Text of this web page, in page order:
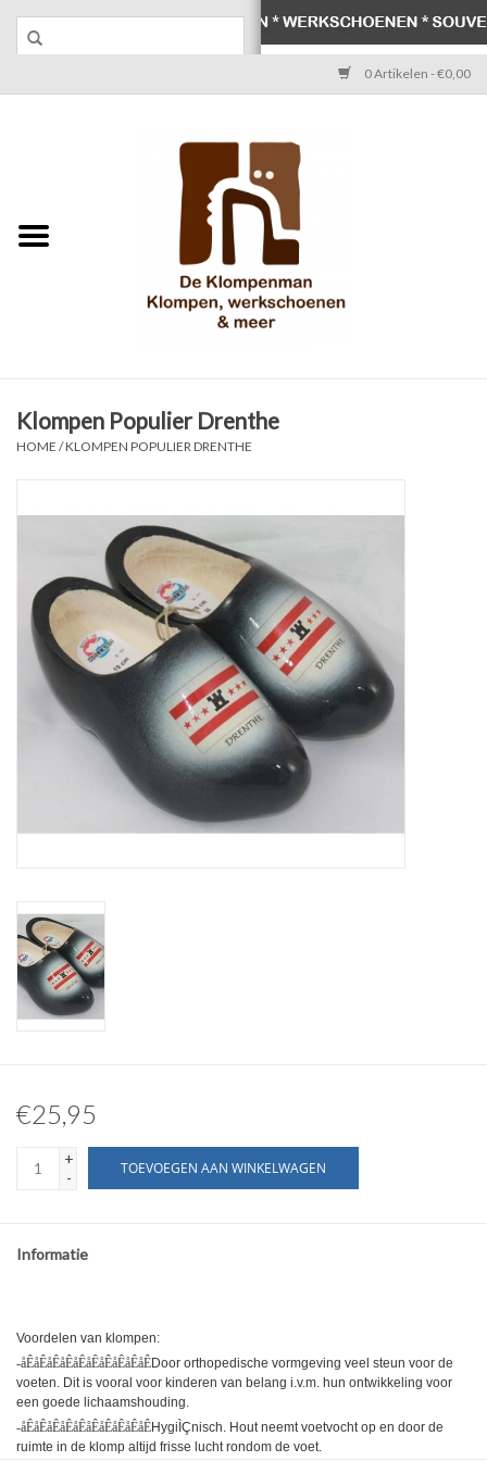
0 Artikelen - €0,00
Werkschoenen
Schoenen
Diversen en Onderhoud
Klompen Populier Drenthe
HOME /KLOMPEN POPULIER DRENTHE
€25,95
+
-
TOEVOEGEN AAN WINKELWAGEN
Informatie
Voordelen van klompen:
-åÊåÊåÊåÊåÊåÊåÊåÊåÊåÊDoor orthopedische vormgeving veel steun voor de
voeten. Dit is vooral voor kinderen van belang i.v.m. hun ontwikkeling voor
een goede lichaamshouding.
-åÊåÊåÊåÊåÊåÊåÊåÊåÊåÊHygiÌÇnisch. Hout neemt voetvocht op en door de
ruimte in de klomp altijd frisse lucht rondom de voet.